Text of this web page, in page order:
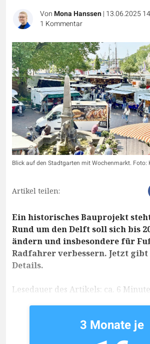
VonMona Hanssen| 13.06.2025
1 Kommentar
Blick auf den Stadtgarten mit Wochenmarkt. Foto:
Artikel teilen:
Ein historisches Bauprojekt
Rund um den Delft soll sich bis
ändern und insbesondere für
Radfahrer verbessern. Jetzt gibt
Details.
Lesedauer des Artikels: ca. 6
3 Monate je